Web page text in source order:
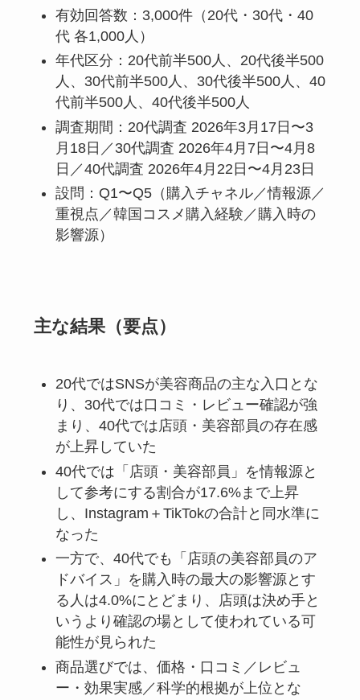
有効回答数：3,000件（20代・30代・40
代 各1,000人）
年代区分：20代前半500人、20代後半500
人、30代前半500人、30代後半500人、40
代前半500人、40代後半500人
調査期間：20代調査 2026年3月17日〜3
月18日／30代調査 2026年4月7日〜4月8
日／40代調査 2026年4月22日〜4月23日
設問：Q1〜Q5（購入チャネル／情報源／
重視点／韓国コスメ購入経験／購入時の
影響源）
主な結果（要点）
20代ではSNSが美容商品の主な入口とな
り、30代では口コミ・レビュー確認が強
まり、40代では店頭・美容部員の存在感
が上昇していた
40代では「店頭・美容部員」を情報源と
して参考にする割合が17.6%まで上昇
し、Instagram＋TikTokの合計と同水準に
なった
一方で、40代でも「店頭の美容部員のア
ドバイス」を購入時の最大の影響源とす
る人は4.0%にとどまり、店頭は決め手と
いうより確認の場として使われている可
能性が見られた
商品選びでは、価格・口コミ／レビュ
ー・効果実感／科学的根拠が上位とな